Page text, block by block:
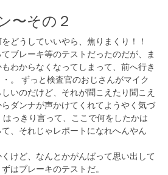
〜その２
どうしていいやら、焦りまくり！！
ブレーキ等のテストだったのだが、ま
わからなくなってしまって、前へ行き
。 ずっと検査官のおじさんがマイク
いのだけど、それが聞こえたり聞こえ
ダンナが声かけてくれてようやく気づ
っきり言って、ここで何をしたかは
、それじゃレポートになれへんやん
けど、なんとかがんばって思い出して
はブレーキのテストだ。